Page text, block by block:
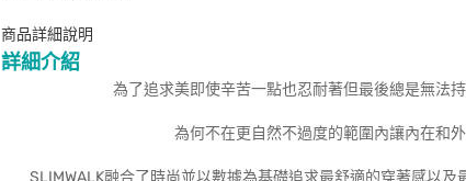
商品詳細說明
詳細介紹
為了追求美即使辛苦一點也忍耐著但最後總是無法
為何不在更自然不過度的範圍內讓內在和
SLIMWALK融合了時尚並以數據為基礎追求最舒適的穿著感以